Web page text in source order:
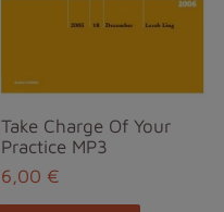
Take Charge Of Your
Practice MP3
6,00 €